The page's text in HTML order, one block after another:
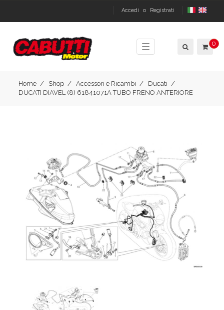
Accedi o Registrati
Toggle
navigation
0
Home Shop Accessori e Ricambi
Ducati
DUCATI DIAVEL (8) 61841071A TUBO FRENO ANTERIORE